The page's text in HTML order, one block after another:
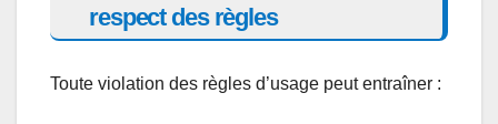
respect des règles
Toute violation des règles d’usage peut entraîner :